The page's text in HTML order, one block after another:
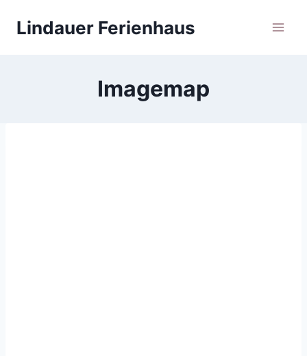
InhaltLindauer Ferienhaus
Imagemap